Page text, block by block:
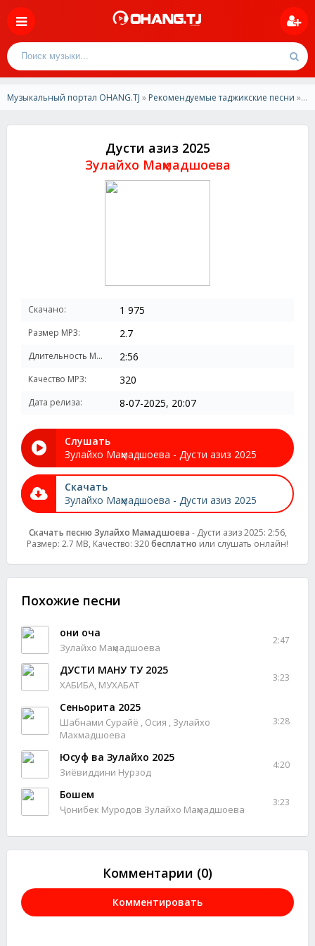
Музыкальный портал OHANG.TJ » Рекомендуемые таджикские песни » Зулайхо Маҳмадшоева - Дусти азиз 2025
Дусти азиз 2025
Зулайхо Маҳмадшоева
Скачано: 1 975
Размер MP3: 2.7
Длительность MP3: 2:56
Качество MP3: 320
Дата релиза: 8-07-2025, 20:07
Слушать
Зулайхо Маҳмадшоева - Дусти азиз 2025
Скачать
Зулайхо Маҳмадшоева - Дусти азиз 2025
Скачать песню Зулайхо Маҳмадшоева - Дусти азиз 2025: 2:56,
Размер: 2.7 MB, Качество: 320бесплатно или слушать онлайн!
Похожие песни
Ҷони оча
Зулайхо Маҳмадшоева
2:47
ДУСТИ МАНУ ТУ 2025
ХАБИБА, МУХАБАТ
3:23
Сеньорита 2025
Шабнами Сурайё , Осия , Зулайхо
Махмадшоева
3:28
Юсуф ва Зулайхо 2025
Зиёвиддини Нурзод
4:20
Бошем
Ҷонибек Муродов Зулайхо Маҳмадшоева
3:23
Комментарии (0)
Комментировать